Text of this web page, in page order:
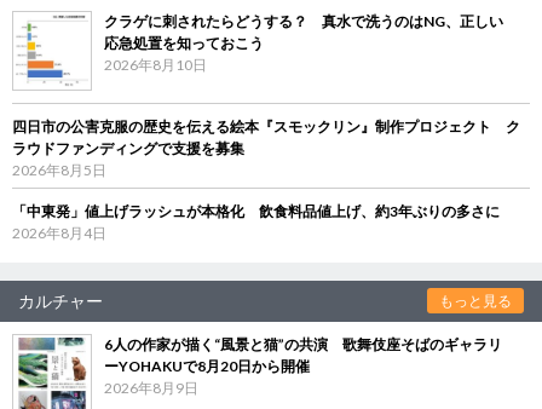
クラゲに刺されたらどうする？ 真水で洗うのはNG、正しい
応急処置を知っておこう
2026年8月10日
四日市の公害克服の歴史を伝える絵本『スモックリン』制作プロジェクト ク
ラウドファンディングで支援を募集
2026年8月5日
「中東発」値上げラッシュが本格化 飲食料品値上げ、約3年ぶりの多さに
2026年8月4日
カルチャー もっと見る
6人の作家が描く“風景と猫”の共演 歌舞伎座そばのギャラリ
ーYOHAKUで8月20日から開催
2026年8月9日